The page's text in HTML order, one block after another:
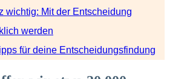
wichtig: Mit der Entscheidung
werden
für deine Entscheidungsfindung